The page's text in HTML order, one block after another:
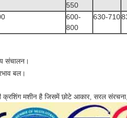
550
600-
800
630-710
संचालन।
बल।
क्रशिंग मशीन है जिसमें छोटे आकार, सरल